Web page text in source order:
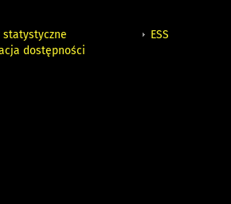
statystyczne
dostępności
ESS